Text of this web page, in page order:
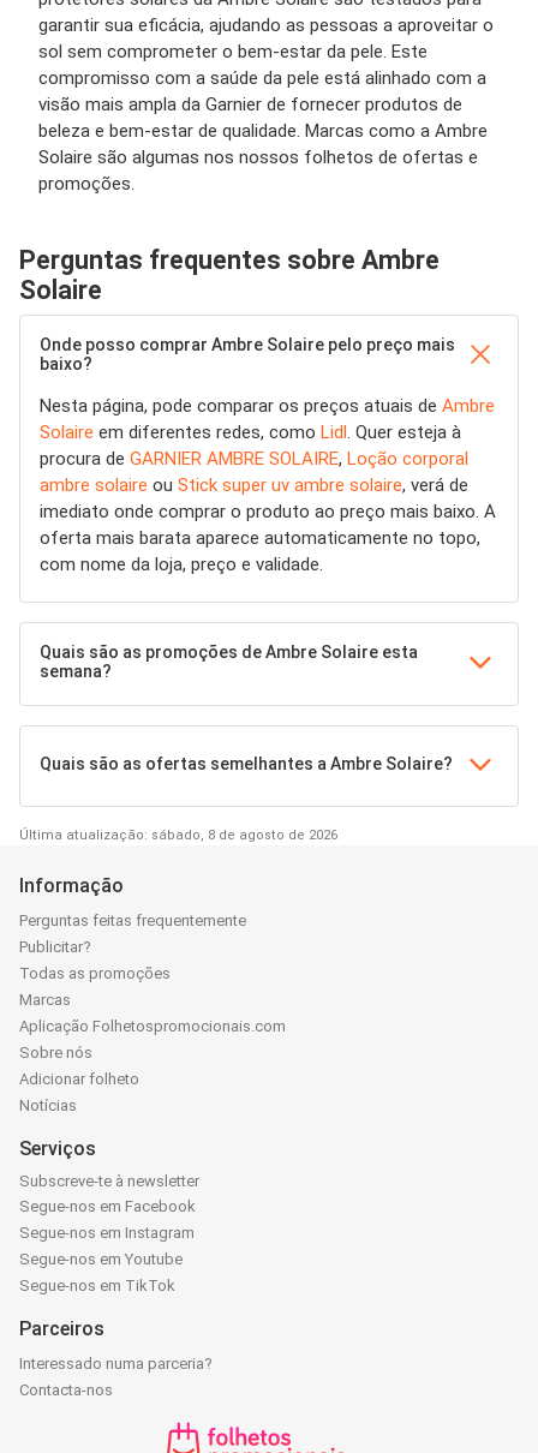
garantir sua eficácia, ajudando as pessoas a aproveitar o
sol sem comprometer o bem-estar da pele. Este
compromisso com a saúde da pele está alinhado com a
visão mais ampla da Garnier de fornecer produtos de
beleza e bem-estar de qualidade. Marcas como a Ambre
Solaire são algumas nos nossos folhetos de ofertas e
promoções.
Perguntas frequentes sobre Ambre
Solaire
Onde posso comprar Ambre Solaire pelo preço mais
baixo?
Nesta página, pode comparar os preços atuais de Ambre
Solaire em diferentes redes, como Lidl . Quer esteja à
procura de GARNIER AMBRE SOLAIRE, Loção corporal
ambre solaire ou Stick super uv ambre solaire, verá de
imediato onde comprar o produto ao preço mais baixo. A
oferta mais barata aparece automaticamente no topo,
com nome da loja, preço e validade.
Quais são as promoções de Ambre Solaire esta
semana?
Quais são as ofertas semelhantes a Ambre Solaire?
Última atualização: sábado, 8 de agosto de 2026
Informação
Perguntas feitas frequentemente
Publicitar?
Todas as promoções
Marcas
Aplicação Folhetospromocionais.com
Sobre nós
Adicionar folheto
Notícias
Serviços
Subscreve-te à newsletter
Segue-nos em Facebook
Segue-nos em Instagram
Segue-nos em Youtube
Segue-nos em TikTok
Parceiros
Interessado numa parceria?
Contacta-nos